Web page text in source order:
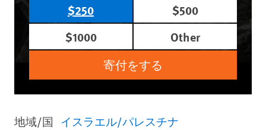
$250
$500
$1000
Other
寄付をする
地域/国 イスラエル/パレスチナ